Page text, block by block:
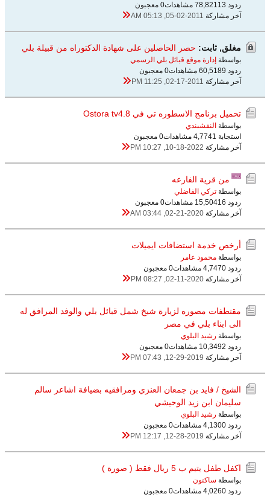
ردود 13
78,821 مشاهدات
0 معجبون
آخر مشاركة 05-02-2011, 05:13 AM
مغلق, ثابت: حصر الحاصلين على شهادة الدكتوراه من قبيلة بلي
بواسطة إدارة موقع قبائل بلي الرسمي
ردود 9
60,518 مشاهدات
0 معجبون
آخر مشاركة 02-17-2011, 11:25 PM
تحميل برنامج الاسطوره تي في Ostora tv4.8
بواسطة النقشبندي
استجابة 1
4,774 مشاهدات
0 معجبون
آخر مشاركة 10-18-2022, 10:27 PM
من قرية الفارعه
بواسطة تركي الفاضلي
ردود 16
15,504 مشاهدات
0 معجبون
آخر مشاركة 02-21-2020, 03:44 AM
أرخص خدمة استضافات ايميلات
بواسطة محمود عامر
ردود 0
4,747 مشاهدات
0 معجبون
آخر مشاركة 02-11-2020, 08:27 PM
مقتطفات مصوره لزيارة شيخ شمل قبائل بلي والوفد المرافق له
الى ابناء بلي في مصر
بواسطة رشيد البلوي
ردود 2
10,349 مشاهدات
0 معجبون
آخر مشاركة 12-29-2019, 07:43 PM
الشيخ / فايد بن جمعان العنزي ومرافقيه بضيافة اشاعر سالم
سليمان ابن زيد الوحيشي
بواسطة رشيد البلوي
ردود 0
4,130 مشاهدات
0 معجبون
آخر مشاركة 12-28-2019, 12:17 PM
اكفل طفل يتيم ب 5 ريال فقط ( صورة )
بواسطة ساكتون
ردود 0
4,026 مشاهدات
0 معجبون